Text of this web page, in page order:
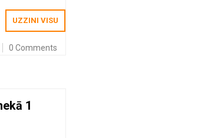
UZZINI VISU
0 Comments
1